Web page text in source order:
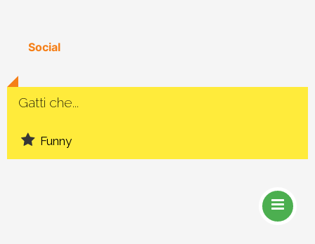
Gatti che...
Funny
Social